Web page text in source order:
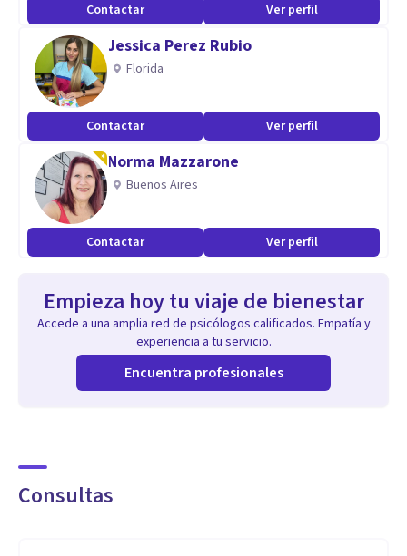
Contactar Ver perfil
Jessica Perez Rubio
Florida
Contactar Ver perfil
Norma Mazzarone
Buenos Aires
Contactar Ver perfil
Empieza hoy tu viaje de bienestar
Accede a una amplia red de psicólogos calificados. Empatía y
experiencia a tu servicio.
Encuentra profesionales
Consultas